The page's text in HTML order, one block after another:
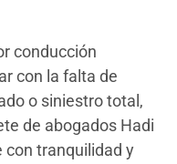
conducción
con la falta de
o siniestro total,
de abogados Hadi
con tranquilidad y